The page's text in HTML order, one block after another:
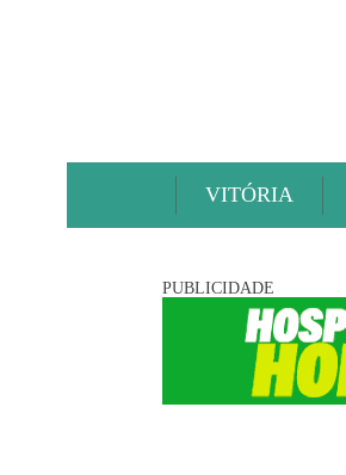
VITÓRIA
PUBLICIDADE